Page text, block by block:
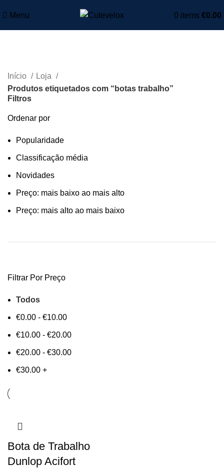
Menu 0 items €0.00
Início
Loja
Produtos etiquetados com “botas trabalho”
Filtros
Ordenar por
Popularidade
Classificação média
Novidades
Preço: mais baixo ao mais alto
Preço: mais alto ao mais baixo
Filtrar Por Preço
Todos
€0.00 - €10.00
€10.00 - €20.00
€20.00 - €30.00
€30.00 +
Bota de Trabalho
Dunlop Acifort